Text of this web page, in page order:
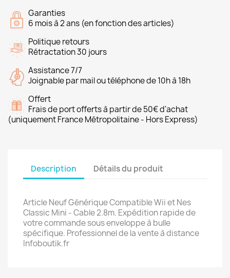
Garanties
6 mois à 2 ans (en fonction des articles)
Politique retours
Rétractation 30 jours
Assistance 7/7
Joignable par mail ou téléphone de 10h à 18h
Offert
Frais de port offerts à partir de 50€ d'achat
(uniquement France Métropolitaine - Hors Express)
Description Détails du produit
Article Neuf Générique Compatible Wii et Nes
Classic Mini - Cable 2.8m. Expédition rapide de
votre commande sous enveloppe à bulle
spécifique. Professionnel de la vente à distance
Infoboutik.fr